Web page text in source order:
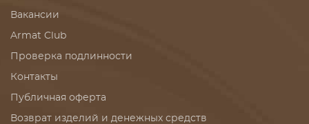
Вакансии
Armat Club
Проверка подлинности
Контакты
Публичная оферта
Возврат изделий и денежных средств